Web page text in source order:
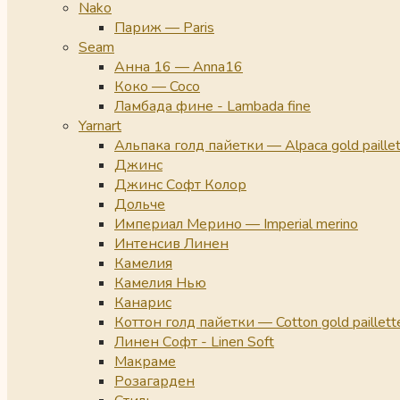
Nako
Париж — Paris
Seam
Анна 16 — Anna16
Коко — Coco
Ламбада фине - Lambada fine
Yarnart
Альпака голд пайетки — Alpaca gold
Джинс
Джинс Софт Колор
Дольче
Империал Мерино — Imperial merino
Интенсив Линен
Камелия
Камелия Нью
Канарис
Коттон голд пайетки — Cotton gold
Линен Софт - Linen Soft
Макраме
Розагарден